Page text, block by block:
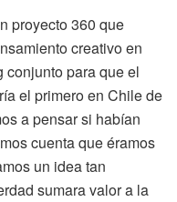
proyecto 360 que
creativo en
conjunto para que el
el primero en Chile de
a pensar si habían
cuenta que éramos
un idea tan
sumara valor a la